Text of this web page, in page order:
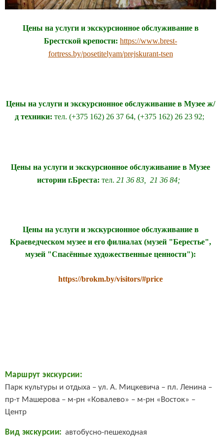
Цены на услуги и экскурсионное обслуживание в
Брестской крепости: https://www.brest-
fortress.by/posetitelyam/prejskurant-tsen
Цены на услуги и экскурсионное обслуживание в Музее ж/
д техники: тел. (+375 162) 26 37 64, (+375 162) 26 23 92;
Цены на услуги и экскурсионное обслуживание в Музее
истории г.Бреста: тел. 21 36 83, 21 36 84;
Цены на услуги и экскурсионное обслуживание в
Краеведческом музее и его филиалах (музей "Берестье",
музей "Спасённые художественные ценности"):
https://brokm.by/visitors/#price
Маршрут экскурсии
Парк культуры и отдыха – ул. А. Мицкевича – пл. Ленина –
пр-т Машерова – м-рн «Ковалево» – м-рн «Восток» –
Центр
Вид экскурсии автобусно-пешеходная